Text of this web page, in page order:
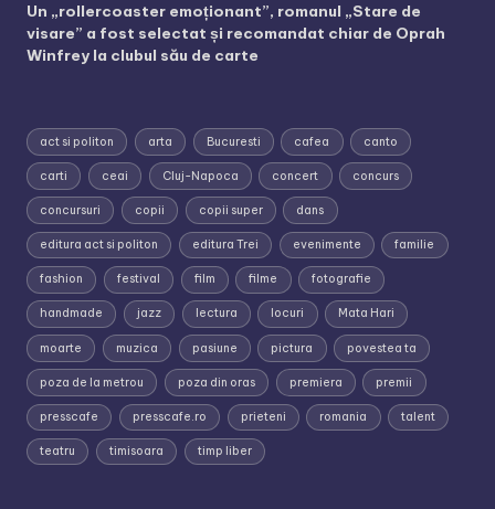
Un „rollercoaster emoționant”, romanul „Stare de
visare” a fost selectat și recomandat chiar de Oprah
Winfrey la clubul său de carte
act si politon arta Bucuresti cafea canto
carti ceai Cluj-Napoca concert concurs
concursuri copii copii super dans
editura act si politon editura Trei evenimente familie
fashion festival film filme fotografie
handmade jazz lectura locuri Mata Hari
moarte muzica pasiune pictura povestea ta
poza de la metrou poza din oras premiera premii
presscafe presscafe.ro prieteni romania talent
teatru timisoara timp liber